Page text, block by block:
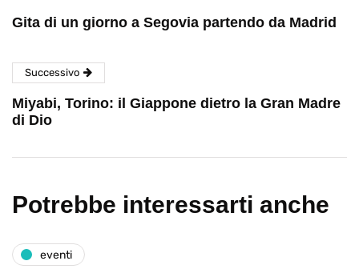
Gita di un giorno a Segovia partendo da Madrid
Successivo
Miyabi, Torino: il Giappone dietro la Gran Madre
di Dio
Potrebbe interessarti anche
eventi